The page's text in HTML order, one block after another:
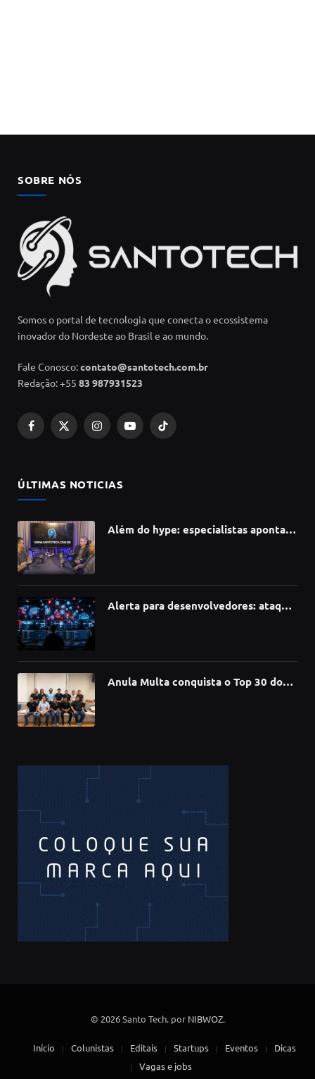
SOBRE NÓS
Somos o portal de tecnologia que conecta o ecossistema
inovador do Nordeste ao Brasil e ao mundo.
Fale Conosco:contato@santotech.com.br
Redação: +55 83 987931523
Facebook
X
InstagramYouTubeTikTok
ÚLTIMAS NOTICIAS
Além do hype: especialistas apontam
Alerta para desenvolvedores: ataque
Anula Multa conquista o Top 30 do
© 2026 Santo Tech. por NIBWOZ.
Início Colunistas Editais Startups Eventos
Dicas
Vagas e jobs